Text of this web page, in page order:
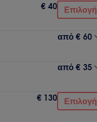
€ 40 Επιλογή
από € 60
από € 35
€ 130 Επιλογή